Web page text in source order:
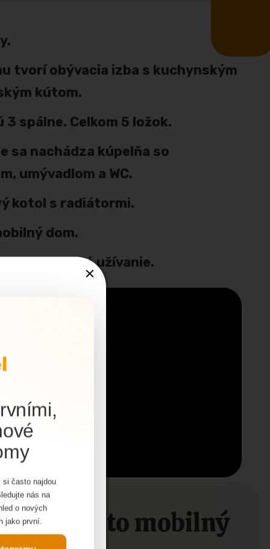
tvorí obývacia izba s kuchynským
kútom.
3 spálne. Celkom 5 ložok.
sa nachádza kúpelňa so
umývadlom a WC.
kotol s radiátormi.
dom.
na celoročné užívanie.
o tento mobilný
informácií
často najdou
nás na
o nových
jako první.